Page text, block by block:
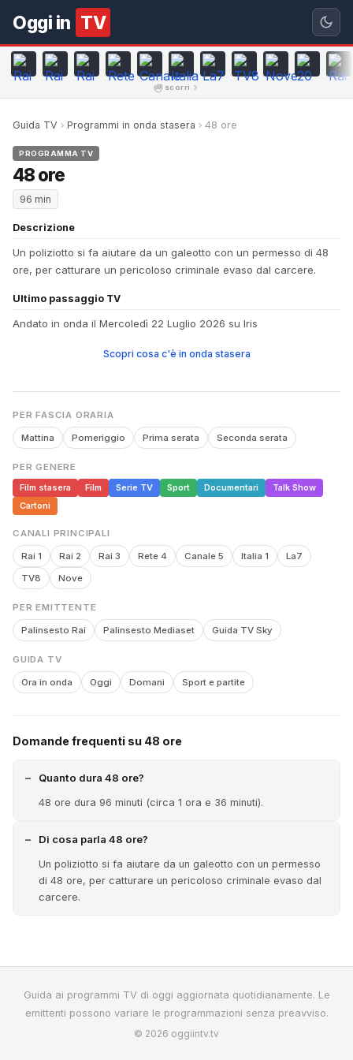
Oggi in TV
scorri
Guida TV Programmi in onda stasera 48 ore
PROGRAMMA TV
48 ore
96 min
Descrizione
Un poliziotto si fa aiutare da un galeotto con un permesso di 48
ore, per catturare un pericoloso criminale evaso dal carcere.
Ultimo passaggio TV
Andato in onda il Mercoledì 22 Luglio 2026 su Iris
Scopri cosa c'è in onda stasera
PER FASCIA ORARIA
Mattina Pomeriggio Prima serata Seconda serata
PER GENERE
Film stasera
Film Serie TV Sport Documentari
Talk Show
Cartoni
CANALI PRINCIPALI
Rai 1 Rai 2 Rai 3 Rete 4 Canale 5 Italia 1
La7
TV8
Nove
PER EMITTENTE
Palinsesto Rai Palinsesto Mediaset Guida TV Sky
GUIDA TV
Ora in onda Oggi Domani Sport e partite
Domande frequenti su 48 ore
Quanto dura 48 ore?
48 ore dura 96 minuti (circa 1 ora e 36 minuti).
Di cosa parla 48 ore?
Un poliziotto si fa aiutare da un galeotto con un permesso
di 48 ore, per catturare un pericoloso criminale evaso dal
carcere.
Guida ai programmi TV di oggi aggiornata quotidianamente. Le
emittenti possono variare le programmazioni senza preavviso.
© 2026 oggiintv.tv